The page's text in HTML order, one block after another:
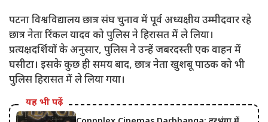
पटना विश्वविद्यालय छात्र संघ चुनाव में पूर्व अध्यक्षीय उम्मीदवार रहे
छात्र नेता रिंकल यादव को पुलिस ने हिरासत में ले लिया।
प्रत्यक्षदर्शियों के अनुसार, पुलिस ने उन्हें जबरदस्ती एक वाहन में
घसीटा। इसके कुछ ही समय बाद, छात्र नेता खुशबू पाठक को भी
पुलिस हिरासत में ले लिया गया।
यह भी पढ़ें